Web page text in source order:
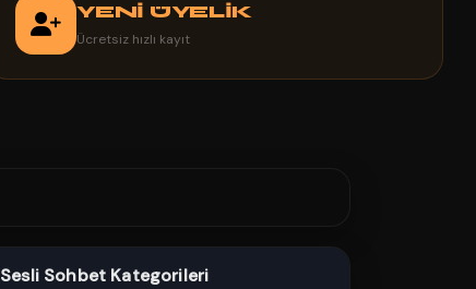
YENİ ÜYELİK
Ücretsiz hızlı kayıt
Sesli Sohbet Kategorileri